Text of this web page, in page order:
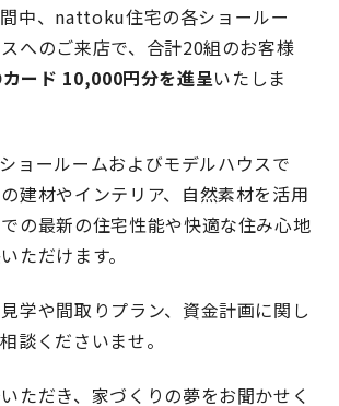
許容応力度計算 全棟標準
の外壁
エネ基準住宅
境へのこだわり
中、nattoku住宅の各ショールー
へのご来店で、合計20組のお客様
ード 10,000円分を進呈いたしま
ョールームおよびモデルハウスで
建材やインテリア、自然素材を活用
の最新の住宅性能や快適な住み心地
ただけます。
学や間取りプラン、資金計画に関し
談くださいませ。
ただき、家づくりの夢をお聞かせく